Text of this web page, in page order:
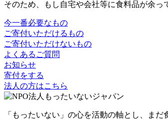
そのため、もし自宅や会社等に食料品が余っ
今一番必要なもの
ご寄付いただけるもの
ご寄付いただけないもの
よくあるご質問
お知らせ
寄付をする
法人の方はこちら
「もったいない」の心を活動の軸とし、ま